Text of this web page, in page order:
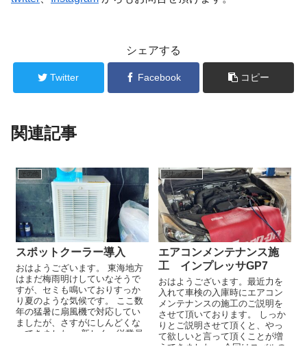
シェアする
Twitter Facebook コピー
関連記事
その他
スポットクーラー導入
おはようございます。 東海地方
はまだ梅雨明けしていなそうで
すが、セミも鳴いておりすっか
り夏のような気候です。 ここ数
年の猛暑に扇風機で対応してい
ましたが、さすがにしんどくな
ってきました。 新しく、従業員
スナップオン
エアコンメンテナンス施
工 インプレッサGP7
おはようございます。最近力を
入れて車検の入庫時にエアコン
メンテナンスの施工のご説明を
させて頂いております。 しっか
りとご説明させて頂くと、やっ
て欲しいと言って頂くことが増
えてきました。 今回はスバルの